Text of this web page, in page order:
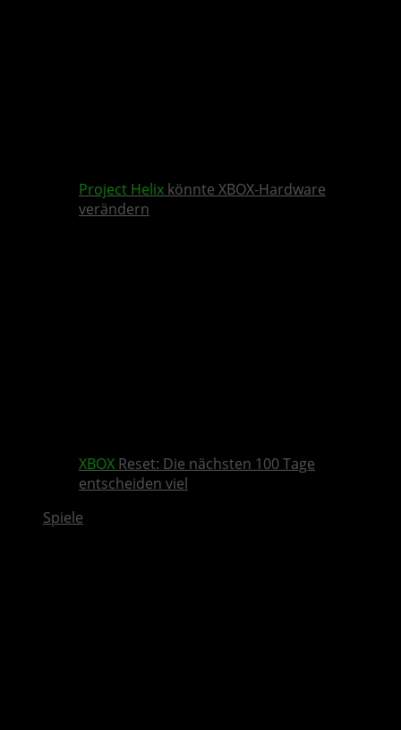
Project Helix könnte XBOX-Hardware
verändern
XBOX Reset: Die nächsten 100 Tage
entscheiden viel
Spiele